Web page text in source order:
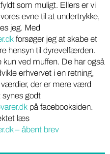
som muligt. Ellers er vi
evne til at undertrykke,
jeg. Med
forsøger jeg at skabe et
hensyn til dyrevelfærden.
ved muffen. De har også
erhvervet i en retning,
der er mere værd
synes godt
på facebooksiden.
læs
– åbent brev